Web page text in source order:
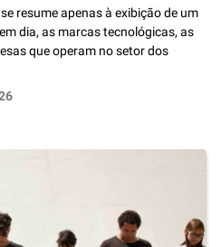
resume apenas à exibição de um
dia, as marcas tecnológicas, as
que operam no setor dos